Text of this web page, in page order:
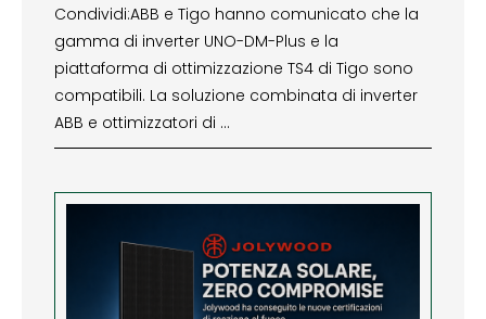
Condividi:ABB e Tigo hanno comunicato che la
gamma di inverter UNO-DM-Plus e la
piattaforma di ottimizzazione TS4 di Tigo sono
compatibili. La soluzione combinata di inverter
ABB e ottimizzatori di …